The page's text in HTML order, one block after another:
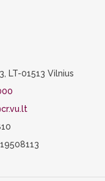
LT-01513 Vilnius